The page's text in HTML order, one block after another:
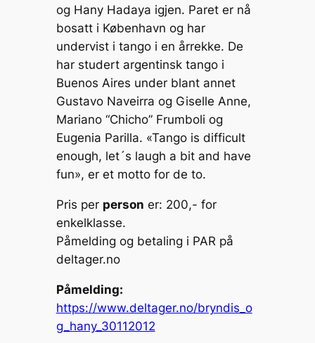
og Hany Hadaya igjen. Paret er nå
bosatt i København og har
undervist i tango i en årrekke. De
har studert argentinsk tango i
Buenos Aires under blant annet
Gustavo Naveirra og Giselle Anne,
Mariano “Chicho” Frumboli og
Eugenia Parilla. «Tango is difficult
enough, let´s laugh a bit and have
fun», er et motto for de to.
Pris per person er: 200,- for
enkelklasse.
Påmelding og betaling i PAR på
deltager.no
Påmelding:
https://www.deltager.no/bryndis_o
g_hany_30112012